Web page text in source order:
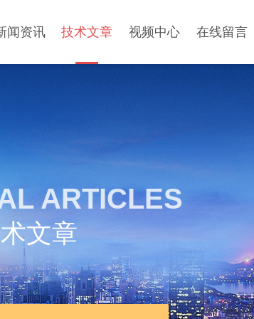
闻资讯 技术文章 视频中心 在线留言
ARTICLES
文章